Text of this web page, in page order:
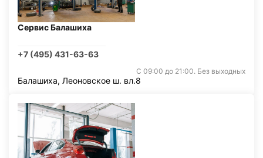
Сервис Балашиха
+7 (495) 431-63-63
С 09:00 до 21:00. Без выходных
Балашиха, Леоновское ш. вл.8